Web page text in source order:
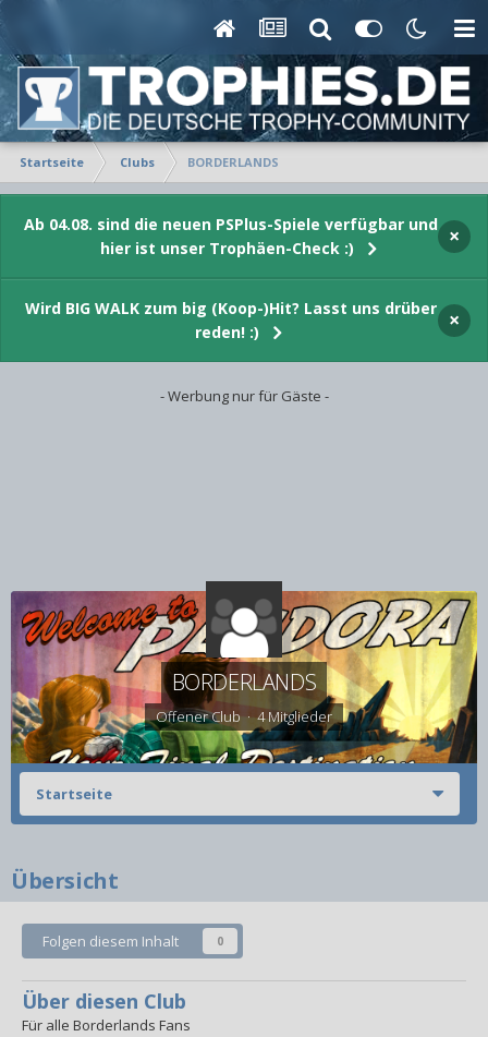
Startseite Clubs BORDERLANDS
Ab 04.08. sind die neuen PSPlus-Spiele verfügbar und
hier ist unser Trophäen-Check :)
×
Wird BIG WALK zum big (Koop-)Hit? Lasst uns drüber
reden! :)
×
- Werbung nur für Gäste -
BORDERLANDS
Offener Club · 4 Mitglieder
Startseite
Übersicht
Folgen diesem Inhalt 0
Über diesen Club
Für alle Borderlands Fans